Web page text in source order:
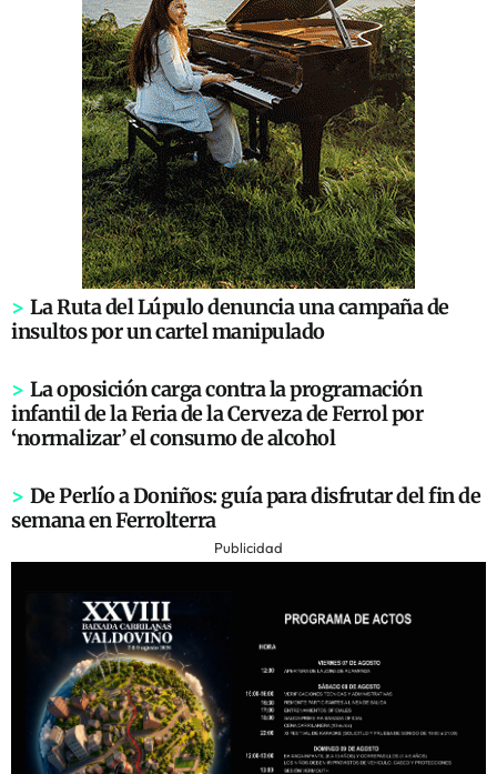
> La Ruta del Lúpulo denuncia una campaña de
insultos por un cartel manipulado
> La oposición carga contra la programación
infantil de la Feria de la Cerveza de Ferrol por
‘normalizar’ el consumo de alcohol
> De Perlío a Doniños: guía para disfrutar del fin de
semana en Ferrolterra
Publicidad